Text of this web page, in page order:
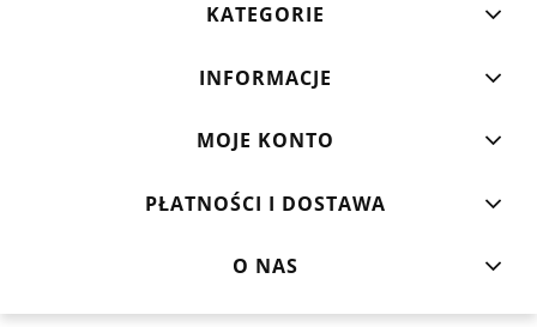
KATEGORIE
INFORMACJE
MOJE KONTO
PŁATNOŚCI I DOSTAWA
O NAS